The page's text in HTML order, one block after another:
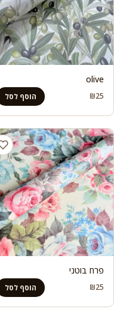
olive
₪25 הוסף לסל
פרח בוטני
₪25 הוסף לסל